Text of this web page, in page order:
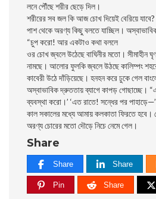
লনে পৌঁছে শরীর ছেড়ে দিল।
শরীরের সব জল কি আজ চোখ দিয়েই বেরিয়ে যাবে?
পাশ থেকে অরণ্য কিছু বলতে যাচ্ছিল।
“চুপ করাে! আর একটাও কথা বললে
ওর চোখ জ্বলে উঠেছে বাঘিনীর মতাে। সীমাহীন
নামছে। আলাের ফুলকি জ্বলে উঠছে কালিম্পং
কাবেরী উঠে দাঁড়িয়েছে। হনহন করে ঢুকে গেল
অস্বাভাবিক দ্রুততায় ব্যাগে কাপড় গােছাচ্ছে।
ব্যবস্থা করাে।’ ‘এত রাতে! সন্ধের পর
কাল সকালের মধ্যে আমায় কলকাতা ফিরতে হবে।
অরণ্য চোরের মতাে দৌড়ে নিচে নেমে গেল।
Share
Share Share
Pin Share